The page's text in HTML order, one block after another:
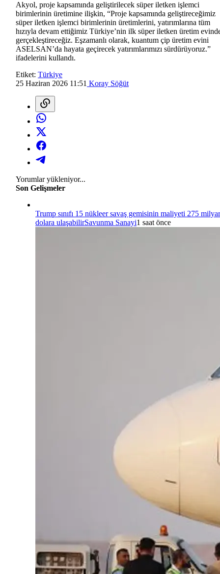
Akyol, proje kapsamında geliştirilecek süper iletken işlemci
birimlerinin üretimine ilişkin, “Proje kapsamında geliştireceğimiz
süper iletken işlemci birimlerinin üretimlerini, yatırımlarına tüm
hızıyla devam ettiğimiz Türkiye’nin ilk süper iletken üretim
gerçekleştireceğiz. Eşzamanlı olarak, kuantum çip üretim evini
ASELSAN’da hayata geçirecek yatırımlarımızı sürdürüyoruz.”
ifadelerini kullandı.
Etiket: Türkiye
25 Haziran 2026 11:51 Koray Söğüt
Yorumlar yükleniyor...
Son Gelişmeler
Trump sınıfı 15 nükleer savaş gemisinin maliyeti 275 milyar
dolara ulaşabilirSavunma Sanayi1 saat önce